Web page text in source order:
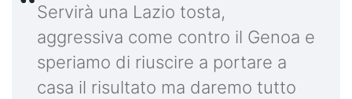
Servirà una Lazio tosta,
aggressiva come contro il Genoa e
speriamo di riuscire a portare a
casa il risultato ma daremo tutto